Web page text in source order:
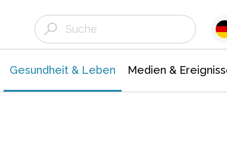
Gesundheit & Leben Medien &